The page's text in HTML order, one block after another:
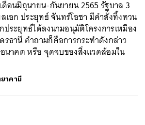
ดือนมิถุนายน-กันยายน 2565 รัฐบาล 3
เอก ประยุทธ์ จันทร์โอชา มีคำสั่งทิ้งทวน
ระยุทธ์ได้ลงนามอนุมัติโครงการเหมือง
ธานี คำถามก็คือการกระทำดังกล่าว
นาคต หรือ จุดจบของสิ่งแวดล้อมใน
าคามี